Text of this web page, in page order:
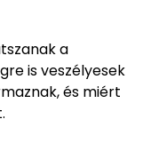
a
is veszélyesek
és miért